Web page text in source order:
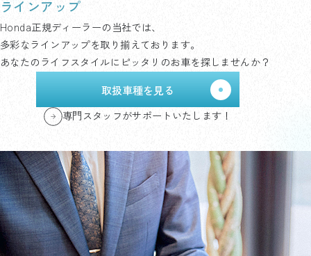
ラインアップ
Honda正規ディーラーの当社では、
多彩なラインアップを取り揃えております。
あなたのライフスタイルにピッタリのお車を探しませんか？
取扱車種を見る
専門スタッフがサポートいたします！